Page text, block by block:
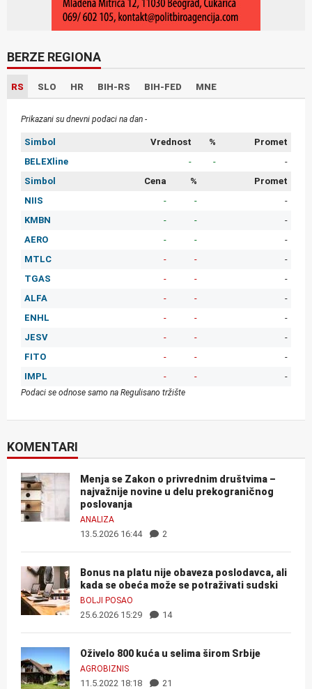
BERZE REGIONA
RS SLO HR BIH-RS BIH-FED MNE
Prikazani su dnevni podaci na dan -
Simbol Vrednost %
Promet
BELEXline
- -
-
Simbol
Cena %
Promet
NIIS
- -
-
KMBN
- -
-
AERO
- -
-
MTLC
- -
-
TGAS
- -
-
ALFA
- -
-
ENHL
- -
-
JESV
- -
-
FITO
- -
-
IMPL
- - -
Podaci se odnose samo na Regulisano tržište
KOMENTARI
Menja se Zakon o privrednim društvima –
najvažnije novine u delu prekograničnog
poslovanja
ANALIZA
13.5.2026 16:44 2
Bonus na platu nije obaveza poslodavca, ali
kada se obeća može se potraživati sudski
BOLJI POSAO
25.6.2026 15:29 14
Oživelo 800 kuća u selima širom Srbije
AGROBIZNIS
11.5.2022 18:18 21